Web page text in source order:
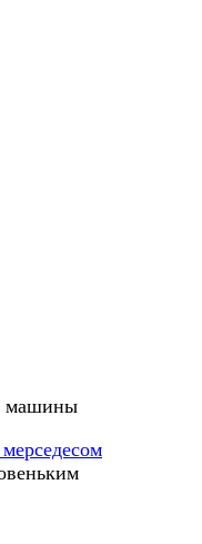
машины